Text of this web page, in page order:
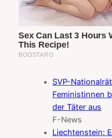
SVP-
Feministinnen
der Täter aus
F-News
Liechtenstein: